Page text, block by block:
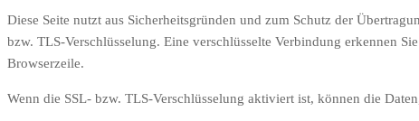
Diese Seite nutzt aus Sicherheitsgründen und zum Schutz der
bzw. TLS-Verschlüsselung. Eine verschlüsselte Verbindung erkennen
Browserzeile.
Wenn die SSL- bzw. TLS-Verschlüsselung aktiviert ist, können die